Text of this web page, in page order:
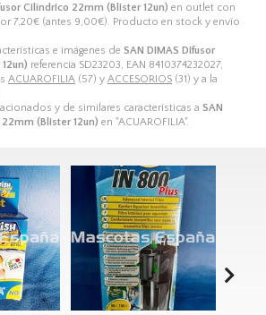
Cilíndrico 22mm (Blister 12un) en outlet con
7,20€ (antes 9,00€). Producto en stock y envío
e imágenes de SAN DIMAS Difusor
referencia SD23203, EAN 8410374232027,
ACUAROFILIA (57) y ACCESORIOS (31) y a la
y de similares características a SAN
(Blister 12un) en "ACUAROFILIA".